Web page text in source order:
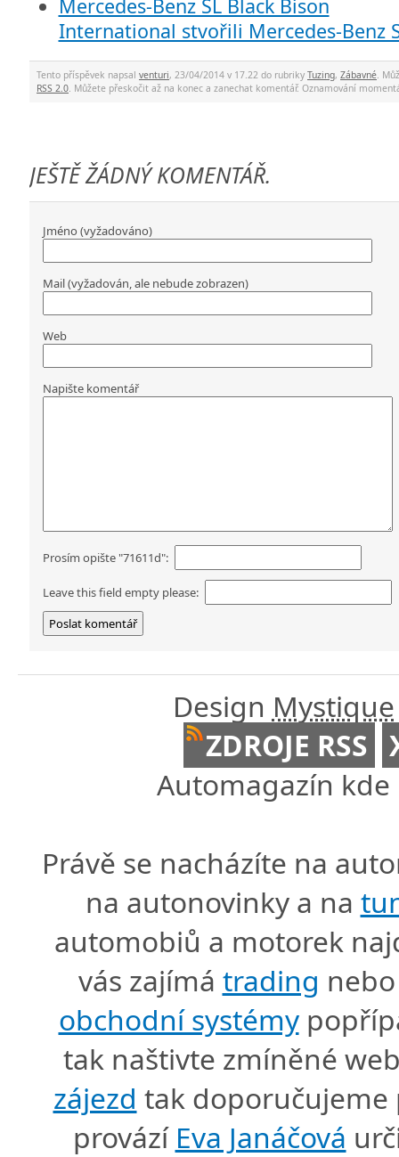
International stvořili Mercedes-Benz
Tento příspěvek napsal venturi, 23/04/2014 v 17.22 do rubriky Tuzing, Zábavné.
RSS 2.0. Můžete přeskočit až na konec a zanechat komentář. Oznamování
JEŠTĚ ŽÁDNÝ KOMENTÁŘ.
Jméno (vyžadováno)
Mail (vyžadován, ale nebude zobrazen)
Web
Napište komentář
Prosím opište "71611d":
Leave this field empty please:
Design Mystique
ZDROJE RSS
Automagazín
Právě se nacházíte na
na autonovinky a na
automobiů a motorek
vás zajímá trading
obchodní systémy
tak naštivte zmíněné
zájezd tak doporučujeme
provází Eva Janáčová